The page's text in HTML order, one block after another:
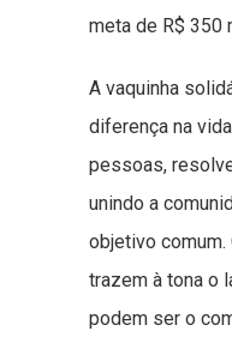
meta de R$ 350
A vaquinha
diferença na
pessoas,
unindo a
objetivo comum.
trazem à tona o
podem ser o